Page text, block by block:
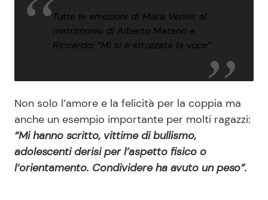
Tutte le emozioni di Mara Venier al
matrimonio di Alberto Matano e
Riccardo: “Mi si è strozzata la voce”
Non solo l’amore e la felicità per la coppia ma
anche un esempio importante per molti ragazzi:
“Mi hanno scritto, vittime di bullismo,
adolescenti derisi per l’aspetto fisico o
l’orientamento. Condividere ha avuto un peso”.